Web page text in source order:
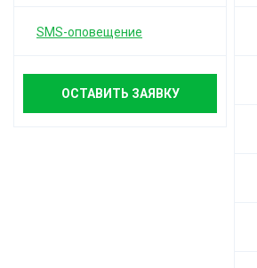
SMS-оповещение
ОСТАВИТЬ ЗАЯВКУ